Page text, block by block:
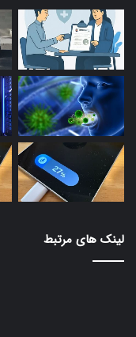
لینک های مرتبط